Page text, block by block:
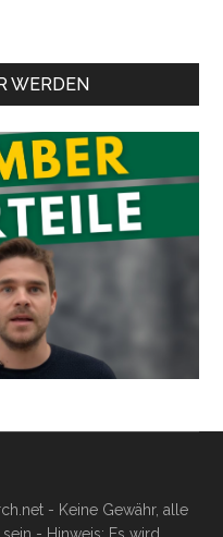
WERDEN
- Keine Gewähr, alle
- Hinweis: Es wird